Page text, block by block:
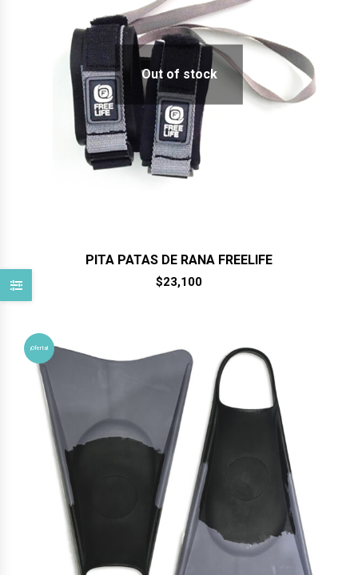
Out of stock
PITA PATAS DE RANA FREELIFE
$23,100
¡Oferta!